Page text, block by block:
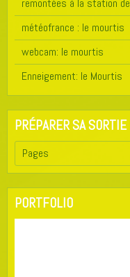
remontées à la station
météofrance : le mourtis
webcam: le mourtis
Enneigement: le Mourtis
PRÉPARER SA
PORTFOLIO